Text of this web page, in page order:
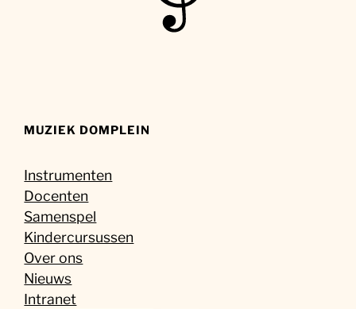
MUZIEK DOMPLEIN
Instrumenten
Docenten
Samenspel
Kindercursussen
Over ons
Nieuws
Intranet